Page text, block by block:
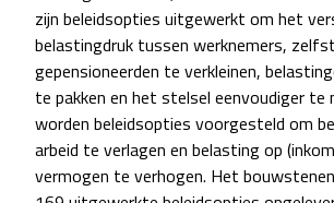
zijn beleidsopties uitgewerkt om het
belastingdruk tussen werknemers,
gepensioneerden te verkleinen,
te pakken en het stelsel eenvoudiger te
worden beleidsopties voorgesteld om
arbeid te verlagen en belasting op
vermogen te verhogen. Het